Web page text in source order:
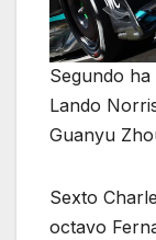
Segundo
Lando
Guanyu
Sexto
octavo